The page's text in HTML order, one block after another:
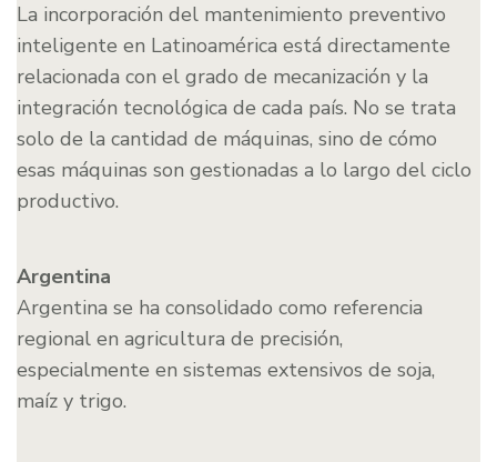
La incorporación del mantenimiento preventivo
inteligente en Latinoamérica está directamente
relacionada con el grado de mecanización y la
integración tecnológica de cada país. No se trata
solo de la cantidad de máquinas, sino de cómo
esas máquinas son gestionadas a lo largo del ciclo
productivo.
Argentina
Argentina se ha consolidado como referencia
regional en agricultura de precisión,
especialmente en sistemas extensivos de soja,
maíz y trigo.